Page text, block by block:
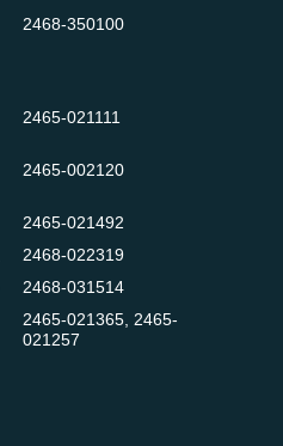
2468-350100
2465-021111
2465-002120
2465-021492
2468-022319
2468-031514
2465-021365, 2465-
021257